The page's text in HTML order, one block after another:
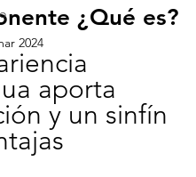
¿Qué es?
2024
aporta
y un sinfín